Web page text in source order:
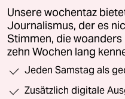
Unsere wochentaz
Journalismus, der es
Stimmen, die
zehn Wochen lang
Jeden Samstag als
Zusätzlich digitale